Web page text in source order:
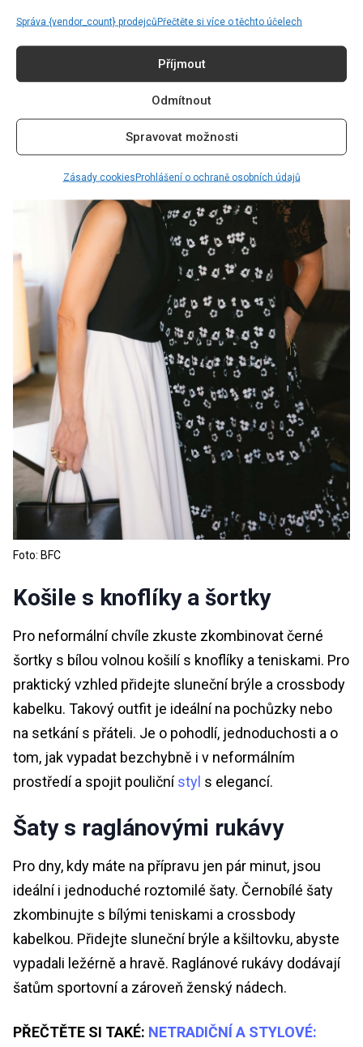
Správa {vendor_count} prodejcůPřečtěte si více o těchto účelech
Příjmout
Odmítnout
Spravovat možnosti
Zásady cookiesProhlášení o ochraně osobních údajů
Foto: BFC
Košile s knoflíky a šortky
Pro neformální chvíle zkuste zkombinovat černé
šortky s bílou volnou košilí s knoflíky a teniskami. Pro
praktický vzhled přidejte sluneční brýle a crossbody
kabelku. Takový outfit je ideální na pochůzky nebo
na setkání s přáteli. Je o pohodlí, jednoduchosti a o
tom, jak vypadat bezchybně i v neformálním
prostředí a spojit pouličnístyl s elegancí.
Šaty s raglánovými rukávy
Pro dny, kdy máte na přípravu jen pár minut, jsou
ideální i jednoduché roztomilé šaty. Černobílé šaty
zkombinujte s bílými teniskami a crossbody
kabelkou. Přidejte sluneční brýle a kšiltovku, abyste
vypadali ležérně a hravě. Raglánové rukávy dodávají
šatům sportovní a zároveň ženský nádech.
PŘEČTĚTE SI TAKÉ: NETRADIČNÍ A STYLOVÉ: